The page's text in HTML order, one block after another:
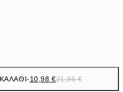
-10,98 €21,95 €